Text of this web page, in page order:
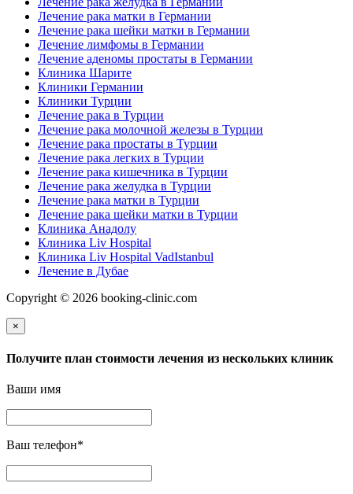
Лечение рака матки в Германии
Лечение рака шейки матки в Германии
Лечение лимфомы в Германии
Лечение аденомы простаты в Германии
Клиника Шарите
Клиники Германии
Клиники Турции
Лечение рака в Турции
Лечение рака молочной железы в Турции
Лечение рака простаты в Турции
Лечение рака легких в Турции
Лечение рака кишечника в Турции
Лечение рака желудка в Турции
Лечение рака матки в Турции
Лечение рака шейки матки в Турции
Клиника Анадолу
Клиника Liv Hospital
Клиника Liv Hospital VadIstanbul
Лечение в Дубае
Copyright © 2026 booking-clinic.com
×
Получите план стоимости лечения из нескольких клиник
Ваши имя
Ваш телефон*